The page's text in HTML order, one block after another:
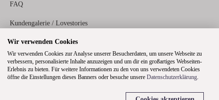
FAQ
Kundengalerie / Lovestories
Zahlungs- und Versandinformationen
Rechtliches
Wir verwenden Cookies
Wir verwenden Cookies zur Analyse unserer Besucherdaten, um unsere Webseite zu
verbessern, personalisierte Inhalte anzuzeigen und um dir ein großartiges Webseiten-
Erlebnis zu bieten. Für weitere Informationen zu den von uns verwendeten Cookies
öffne die Einstellungen dieses Banners oder besuche unsere Datenschutzerklärung.